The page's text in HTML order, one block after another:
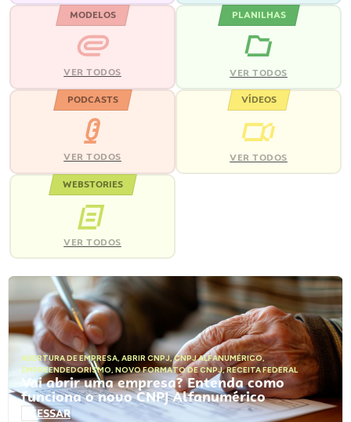
MODELOS
VER TODOS
PLANILHAS
VER TODOS
PODCASTS
VER TODOS
VÍDEOS
VER TODOS
WEBSTORIES
VER TODOS
ABERTURA DE EMPRESA, ABRIR CNPJ,CNPJ ALFANUMÉRICO,
EMPREENDEDORISMO, NOVO FORMATO DE CNPJ,RECEITA FEDERAL
Vai abrir uma empresa? Entenda como
funciona o novo CNPJ Alfanumérico
ACESSAR